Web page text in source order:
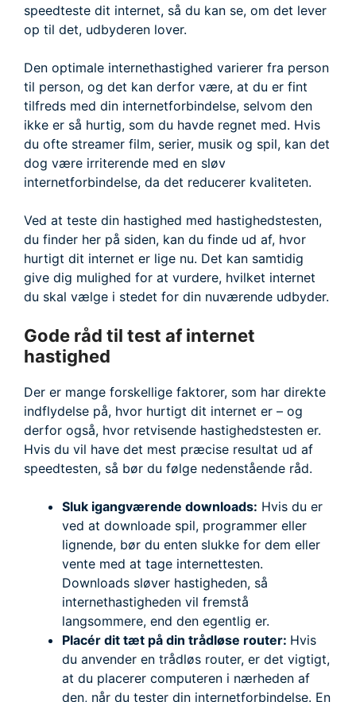
speedteste dit internet, så du kan se, om det lever
op til det, udbyderen lover.
Den optimale internethastighed varierer fra person
til person, og det kan derfor være, at du er fint
tilfreds med din internetforbindelse, selvom den
ikke er så hurtig, som du havde regnet med. Hvis
du ofte streamer film, serier, musik og spil, kan det
dog være irriterende med en sløv
internetforbindelse, da det reducerer kvaliteten.
Ved at teste din hastighed med hastighedstesten,
du finder her på siden, kan du finde ud af, hvor
hurtigt dit internet er lige nu. Det kan samtidig
give dig mulighed for at vurdere, hvilket internet
du skal vælge i stedet for din nuværende udbyder.
Gode råd til test af internet
hastighed
Der er mange forskellige faktorer, som har direkte
indflydelse på, hvor hurtigt dit internet er – og
derfor også, hvor retvisende hastighedstesten er.
Hvis du vil have det mest præcise resultat ud af
speedtesten, så bør du følge nedenstående råd.
Sluk igangværende downloads: Hvis du er
ved at downloade spil, programmer eller
lignende, bør du enten slukke for dem eller
vente med at tage internettesten.
Downloads sløver hastigheden, så
internethastigheden vil fremstå
langsommere, end den egentlig er.
Placér dit tæt på din trådløse router: Hvis
du anvender en trådløs router, er det vigtigt,
at du placerer computeren i nærheden af
den, når du tester din internetforbindelse. En